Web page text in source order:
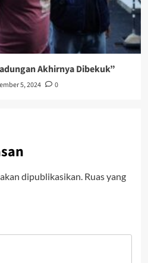
Akhirnya Dibekuk”
5, 2024 0
dipublikasikan. Ruas yang